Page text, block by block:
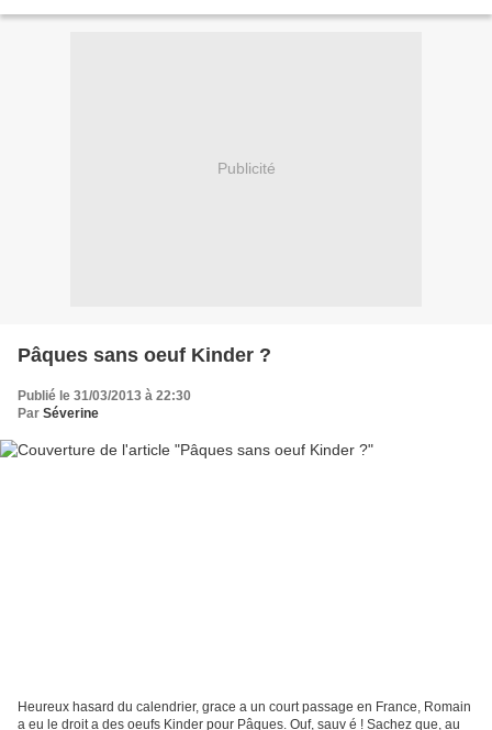
Publicité
Pâques sans oeuf Kinder ?
Publié le 31/03/2013 à 22:30
Par Séverine
Heureux hasard du calendrier, grace a un court passage en France, Romain
a eu le droit a des oeufs Kinder pour Pâques. Ouf, sauv é ! Sachez que, au